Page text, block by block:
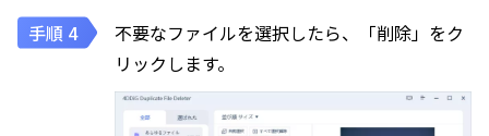
不要なファイルを選択したら、「削除」をク
リックします。